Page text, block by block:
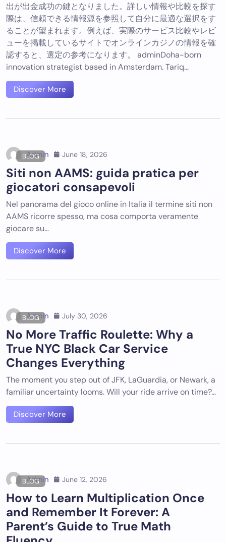
出が出金成功の鍵となりました。詳しい情報や比較を探す
際は、信頼できる情報源を参照して自分に最適な選択をす
ることが望まれます。例えば、実際のサービス比較やレビ
ューを掲載しているサイトでオンラインカジノの情報を確
認すると、選定の参考になります。 adminDoha-born
innovation strategist based in Amsterdam. Tariq…
Discover More
BLOG
Admin June 18, 2026
Siti non AAMS: guida pratica per
giocatori consapevoli
Nel panorama del gioco online in Italia il termine siti non
AAMS ricorre spesso, ma cosa comporta veramente
giocare su…
Discover More
BLOG
Admin July 30, 2026
No More Traffic Roulette: Why a
True NYC Black Car Service
Changes Everything
The moment you step out of JFK, LaGuardia, or Newark, a
familiar uncertainty looms. Will your ride arrive on time?…
Discover More
BLOG
Admin June 12, 2026
How to Learn Multiplication Once
and Remember It Forever: A
Parent’s Guide to True Math